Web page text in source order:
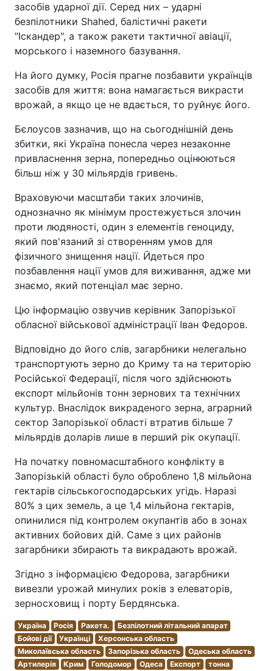
засобів ударної дії. Серед них – ударні
безпілотники Shahed, балістичні ракети
"Іскандер", а також ракети тактичної авіації,
морського і наземного базування.
На його думку, Росія прагне позбавити українців
засобів для життя: вона намагається викрасти
врожай, а якщо це не вдається, то руйнує його.
Бєлоусов зазначив, що на сьогоднішній день
збитки, які Україна понесла через незаконне
привласнення зерна, попередньо оцінюються
більш ніж у 30 мільярдів гривень.
Враховуючи масштаби таких злочинів,
однозначно як мінімум простежується злочин
проти людяності, один з елементів геноциду,
який пов'язаний зі створенням умов для
фізичного знищення нації. Йдеться про
позбавлення нації умов для виживання, адже ми
знаємо, який потенціал має зерно.
Цю інформацію озвучив керівник Запорізької
обласної військової адміністрації Іван Федоров.
Відповідно до його слів, загарбники нелегально
транспортують зерно до Криму та на територію
Російської Федерації, після чого здійснюють
експорт мільйонів тонн зернових та технічних
культур. Внаслідок викраденого зерна, аграрний
сектор Запорізької області втратив більше 7
мільярдів доларів лише в перший рік окупації.
На початку повномасштабного конфлікту в
Запорізькій області було оброблено 1,8 мільйона
гектарів сільськогосподарських угідь. Наразі
80% з цих земель, а це 1,4 мільйона гектарів,
опинилися під контролем окупантів або в зонах
активних бойових дій. Саме з цих районів
загарбники збирають та викрадають врожай.
Згідно з інформацією Федорова, загарбники
вивезли урожай минулих років з елеваторів,
зерносховищ і порту Бердянська.
Україна Росія Ракета.
Безпілотний літальний апарат
Бойові дії
Українці
Херсонська область
Миколаївська область
Запорізька область
Одеська область
Артилерія
Крим Голодомор Одеса Експорт
тонна